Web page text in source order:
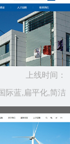
上线时间：
2020.03
际蓝,扁平化,简洁